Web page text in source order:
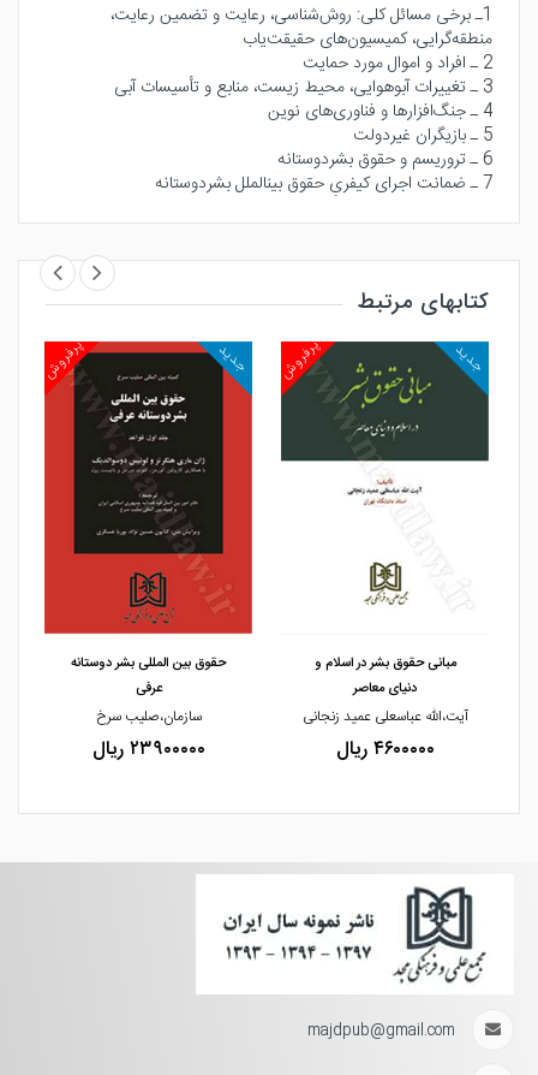
1ـ برخی مسائل کلی: روش‌شناسی، رعایت و تضمین رعایت،
منطقه‌گرایی، کمیسیون‌های حقیقت‌یاب
2 ـ افراد و اموال مورد حمایت
3 ـ تغییرات آبوهوایی، محیط زیست، منابع و تأسیسات آبی
4 ـ جنگ‌افزارها و فناوری‌های نوین
5 ـ بازیگران غیردولت
6 ـ تروریسم و حقوق بشردوستانه
7 ـ ضمانت اجرای کیفریِ حقوق بینالملل بشردوستانه
کتابهای مرتبط
مشاهده و خرید
پرفروش جدید
مشاهده و خرید
مبانی حقوق بشر در اسلام و
دنیای معاصر
آیت،الله عباسعلی عمید زنجانی
۴۶۰۰۰۰۰ ریال
پرفروش جدید
حقوق بین المللی بشر دوستانه
عرفی
سازمان،صلیب سرخ
۲۳۹۰۰۰۰۰ ریال
majdpub@gmail.com